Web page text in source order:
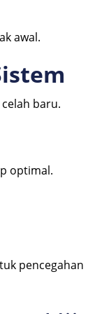
awal.
baru.
optimal.
pencegahan